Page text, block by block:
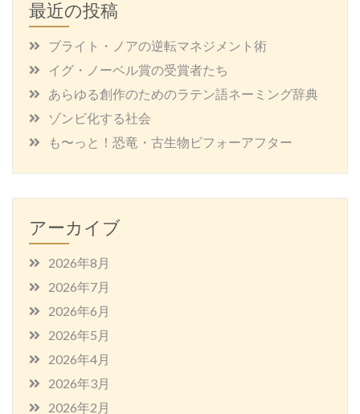
最近の投稿
ブライト・ノアの逆転マネジメント術
イグ・ノーベル賞の受賞者たち
あらゆる創作のためのラテン語ネーミング辞典
ゾンビ化する社会
も〜っと！恐竜・古生物ビフォーアフター
アーカイブ
2026年8月
2026年7月
2026年6月
2026年5月
2026年4月
2026年3月
2026年2月